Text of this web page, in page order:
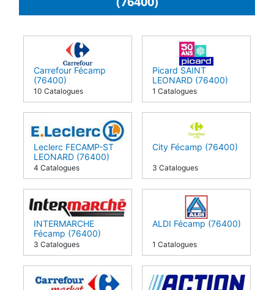
Carrefour Fécamp
(76400)
10 Catalogues
Picard SAINT
LEONARD (76400)
1 Catalogues
Leclerc FECAMP-ST
LEONARD (76400)
4 Catalogues
City Fécamp (76400)
3 Catalogues
INTERMARCHE
Fécamp (76400)
3 Catalogues
ALDI Fécamp (76400)
1 Catalogues